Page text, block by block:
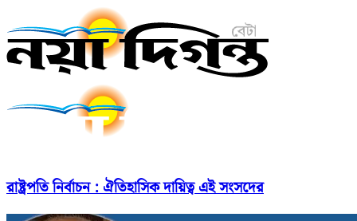
রাষ্ট্রপতি নির্বাচন : ঐতিহাসিক দায়িত্ব এই সংসদের